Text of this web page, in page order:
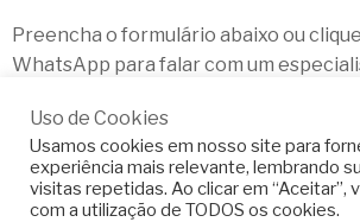
Preencha o formulário abaixo ou
WhatsApp para falar com um
Uso de Cookies
Usamos cookies em nosso site para
experiência mais relevante, lembrando
visitas repetidas. Ao clicar em “Aceitar”,
com a utilização de TODOS os cookies.